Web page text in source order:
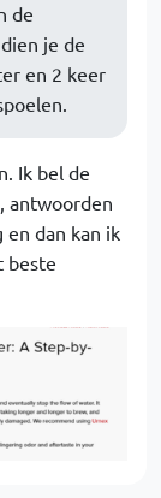
de
je de
en 2 keer
Ik bel de
antwoorden
dan kan ik
beste